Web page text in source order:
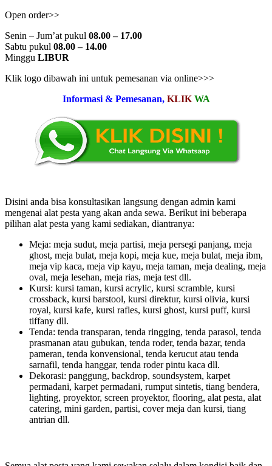
Open order>>
Senin – Jum’at pukul 08.00 – 17.00
Sabtu pukul 08.00 – 14.00
Minggu LIBUR
Klik logo dibawah ini untuk pemesanan via online>>>
Informasi & Pemesanan, KLIK WA
Disini anda bisa konsultasikan langsung dengan admin kami
mengenai alat pesta yang akan anda sewa. Berikut ini beberapa
pilihan alat pesta yang kami sediakan, diantranya:
Meja: meja sudut, meja partisi, meja persegi panjang, meja
ghost, meja bulat, meja kopi, meja kue, meja bulat, meja ibm,
meja vip kaca, meja vip kayu, meja taman, meja dealing, meja
oval, meja lesehan, meja rias, meja test dll.
Kursi: kursi taman, kursi acrylic, kursi scramble, kursi
crossback, kursi barstool, kursi direktur, kursi olivia, kursi
royal, kursi kafe, kursi rafles, kursi ghost, kursi puff, kursi
tiffany dll.
Tenda: tenda transparan, tenda ringging, tenda parasol, tenda
prasmanan atau gubukan, tenda roder, tenda bazar, tenda
pameran, tenda konvensional, tenda kerucut atau tenda
sarnafil, tenda hanggar, tenda roder pintu kaca dll.
Dekorasi: panggung, backdrop, soundsystem, karpet
permadani, karpet permadani, rumput sintetis, tiang bendera,
lighting, proyektor, screen proyektor, flooring, alat pesta, alat
catering, mini garden, partisi, cover meja dan kursi, tiang
antrian dll.